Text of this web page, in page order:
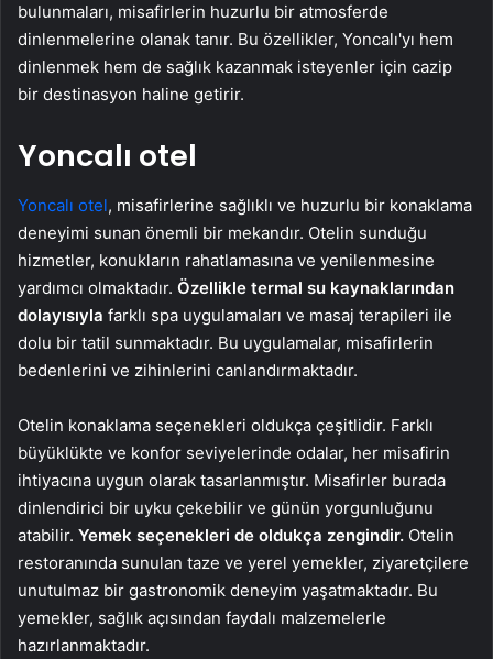
bulunmaları, misafirlerin huzurlu bir atmosferde
dinlenmelerine olanak tanır. Bu özellikler, Yoncalı'yı hem
dinlenmek hem de sağlık kazanmak isteyenler için cazip
bir destinasyon haline getirir.
Yoncalı otel
Yoncalı otel, misafirlerine sağlıklı ve huzurlu bir konaklama
deneyimi sunan önemli bir mekandır. Otelin sunduğu
hizmetler, konukların rahatlamasına ve yenilenmesine
yardımcı olmaktadır. Özellikle termal su kaynaklarından
dolayısıyla farklı spa uygulamaları ve masaj terapileri ile
dolu bir tatil sunmaktadır. Bu uygulamalar, misafirlerin
bedenlerini ve zihinlerini canlandırmaktadır.
Otelin konaklama seçenekleri oldukça çeşitlidir. Farklı
büyüklükte ve konfor seviyelerinde odalar, her misafirin
ihtiyacına uygun olarak tasarlanmıştır. Misafirler burada
dinlendirici bir uyku çekebilir ve günün yorgunluğunu
atabilir. Yemek seçenekleri de oldukça zengindir. Otelin
restoranında sunulan taze ve yerel yemekler, ziyaretçilere
unutulmaz bir gastronomik deneyim yaşatmaktadır. Bu
yemekler, sağlık açısından faydalı malzemelerle
hazırlanmaktadır.